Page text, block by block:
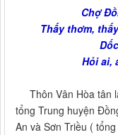
Chợ
Thấy thơm,
Hỏi ai,
Thôn Vân Hòa tân
tổng Trung huyện
An và Sơn Triều (